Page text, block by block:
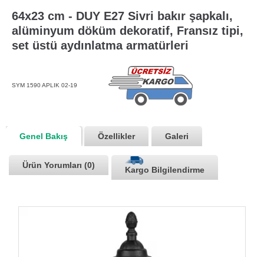
64x23 cm - DUY E27 Sivri bakır şapkalı,
alüminyum döküm dekoratif, Fransız tipi,
set üstü aydınlatma armatürleri
SYM 1590 APLIK 02-19
Genel Bakış Özellikler Galeri
Ürün Yorumları (0)
Kargo Bilgilendirme